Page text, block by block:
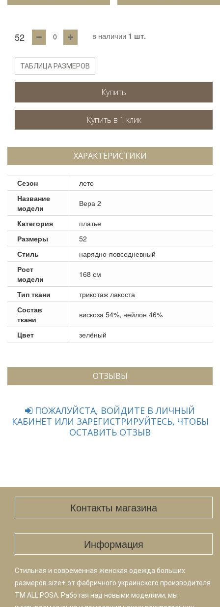
52 в наличии 1 шт.
ТАБЛИЦА РАЗМЕРОВ
Купить
ХАРАКТЕРИСТИКИ
Сезон
лето
Название
модели
Вера 2
Категория
платье
Размеры
52
Стиль
нарядно-повседневный
Рост
модели
168 см
Тип ткани
трикотаж лакоста
Состав
ткани
вискоза 54%, нейлон 46%
Цвет зелёный
ОТЗЫВЫ
ПОЖАЛУЙСТА, ВОЙДИТЕ В ЛИЧНЫЙ
КАБИНЕТ ИЛИ ЗАРЕГИСТРИРУЙТЕСЬ, ЧТОБЫ
ОСТАВИТЬ ОТЗЫВ
Контакты магазина
Информация
Стильная и современная женская одежда больших
размеров size+ от фабричного украинского производителя
TM ALL POSA. Работая над новыми моделями, мы